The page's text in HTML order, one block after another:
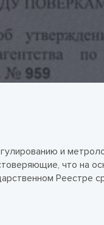
и
что на
Реестре